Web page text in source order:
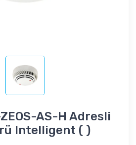
AS-H Adresli
Intelligent ( )